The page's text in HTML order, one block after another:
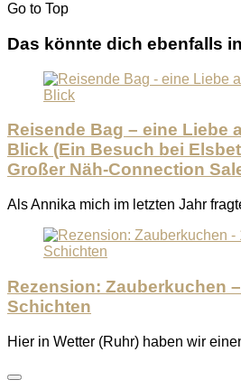
Go to Top
Das könnte dich ebenfalls
Reisende Bag – eine Liebe
Blick (Ein Besuch bei
Großer Näh-Connection
Als Annika mich im letzten Jahr
Rezension: Zauberkuchen
Schichten
Hier in Wetter (Ruhr) haben wir